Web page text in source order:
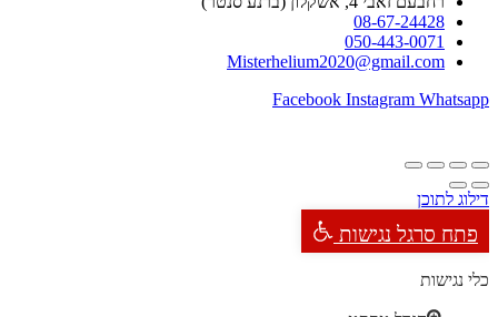
08-67-24428
050-443-0071
Misterhelium2020@gmail.com
Facebook Instagram Whatsapp
דילוג לתוכן
פתח סרגל נגישות
כלי נגישות